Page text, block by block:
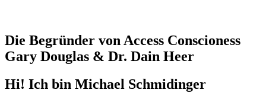
Die Begründer von Access Conscioness
Gary Douglas & Dr. Dain Heer
Hi! Ich bin Michael Schmidinger